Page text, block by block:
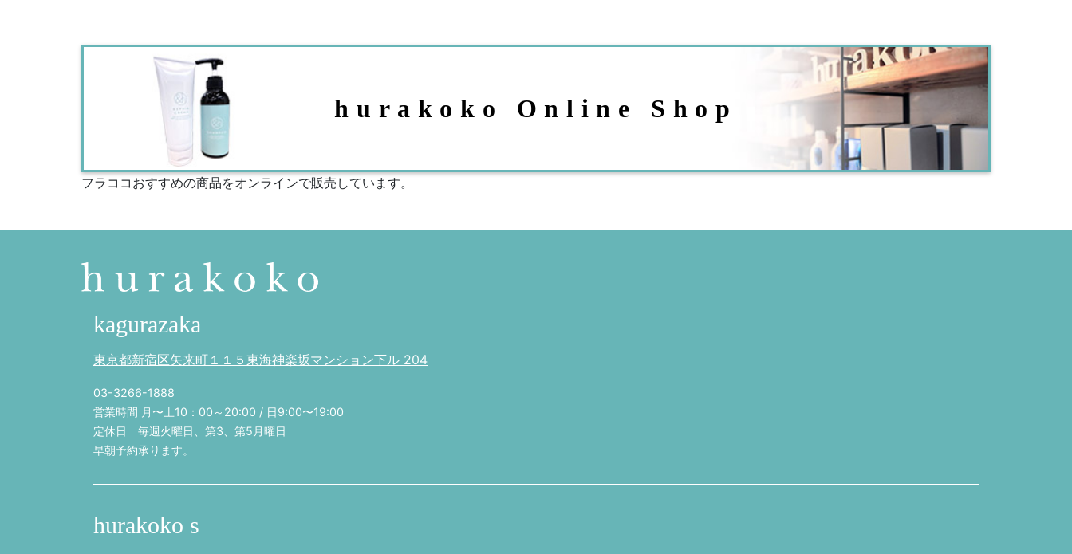
hurakoko Online Shop
フラココおすすめの商品をオンラインで販売しています。
kagurazaka
東京都新宿区矢来町１１５東海神楽坂マンション下ル 204
03-3266-1888
営業時間 月〜土10：00～20:00 / 日9:00〜19:00
定休日 毎週火曜日、第3、第5月曜日
早朝予約承ります。
hurakoko s